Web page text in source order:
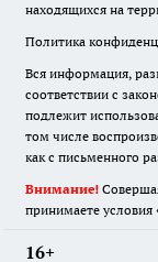
находящихся на
Политика
Вся информация,
соответствии с
подлежит
том числе
как с письменного
Внимание!
принимаете условия
16+